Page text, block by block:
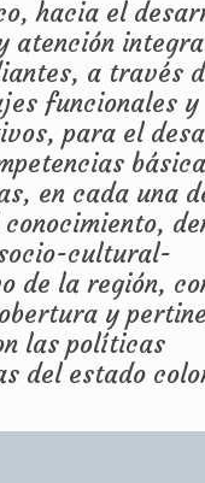
hacia el
atención
a través
funcionales y
para el
en cada una
cultural-
de la región,
y
las políticas
del estado